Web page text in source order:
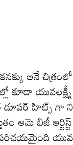
అనే
కూడా
హిట్స్
ఆమె బిజీ
యువ